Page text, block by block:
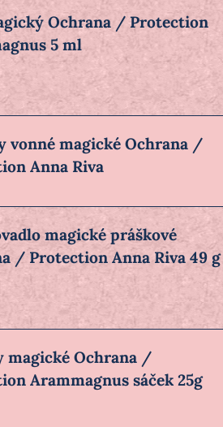
Ochrana / Protection
5 ml
vonné magické Ochrana /
Anna Riva
magické práškové
/ Protection Anna Riva 49 g
magické Ochrana /
Arammagnus sáček 25g